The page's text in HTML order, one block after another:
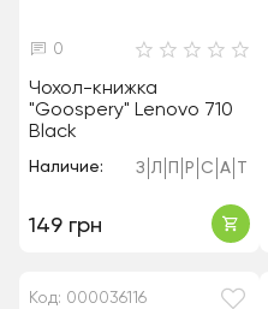
0
Чохол-книжка
"Goospery" Lenovo 710
Black
Наличие: З Л Р С А
149 грн
Код: 000036116